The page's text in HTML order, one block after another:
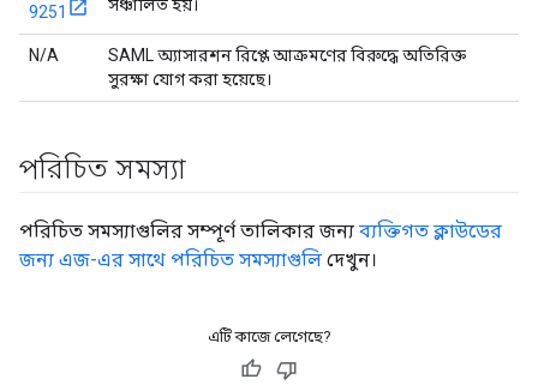
9251
সঞ্চালিত হয়।
N/A
SAML অ্যাসারশন রিপ্লে আক্রমণের বিরুদ্ধে অতিরিক্ত
সুরক্ষা যোগ করা হয়েছে।
পরিচিত সমস্যা
পরিচিত সমস্যাগুলির সম্পূর্ণ তালিকার জন্য ব্যক্তিগত ক্লাউডের
জন্য এজ-এর সাথে পরিচিত সমস্যাগুলি দেখুন।
এটি কাজে লেগেছে?